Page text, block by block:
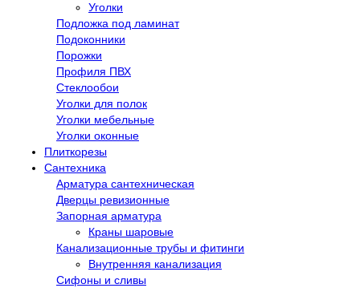
Уголки
Подложка под ламинат
Подоконники
Порожки
Профиля ПВХ
Стеклообои
Уголки для полок
Уголки мебельные
Уголки оконные
Плиткорезы
Сантехника
Арматура сантехническая
Дверцы ревизионные
Запорная арматура
Краны шаровые
Канализационные трубы и фитинги
Внутренняя канализация
Сифоны и сливы